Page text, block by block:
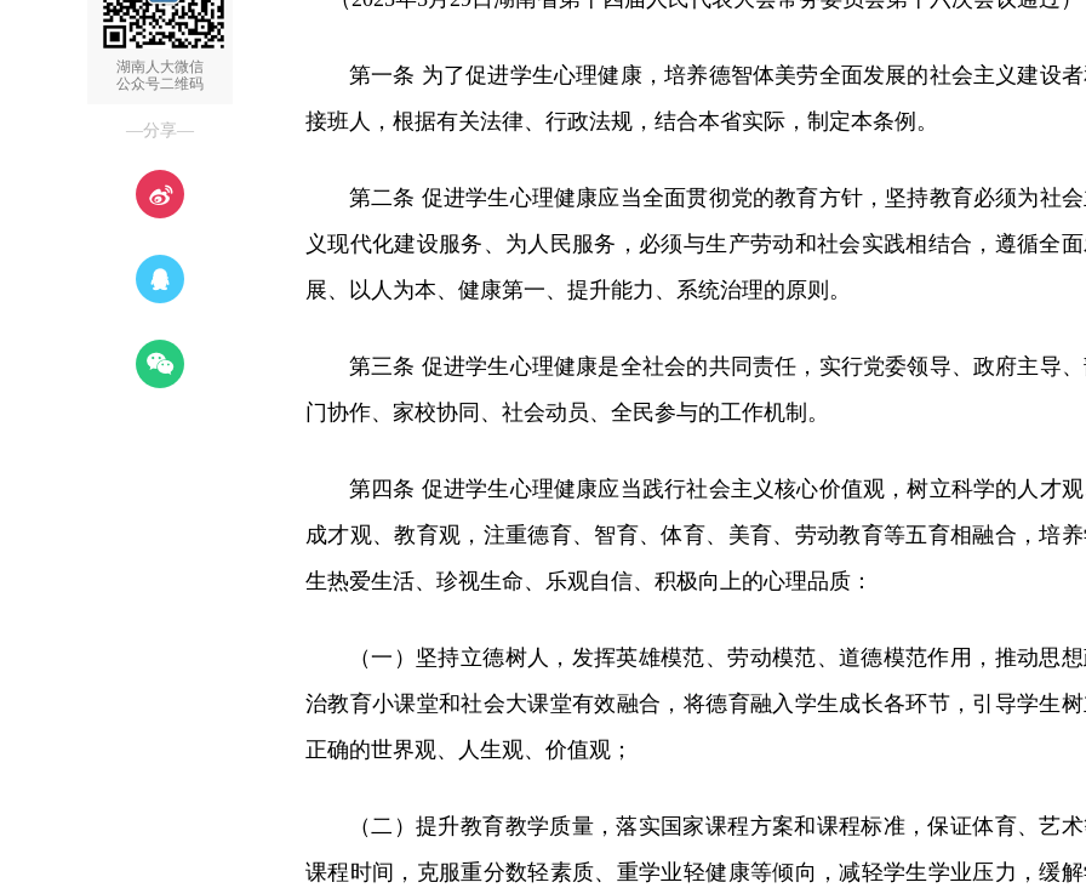
湖南人大微信
公众号二维码
—分享—
第一条 为了促进学生心理健康，培养德智体美劳全面发展的社会主义建设者
接班人，根据有关法律、行政法规，结合本省实际，制定本条例。
第二条 促进学生心理健康应当全面贯彻党的教育方针，坚持教育必须为社
义现代化建设服务、为人民服务，必须与生产劳动和社会实践相结合，遵循全
展、以人为本、健康第一、提升能力、系统治理的原则。
第三条 促进学生心理健康是全社会的共同责任，实行党委领导、政府主导
门协作、家校协同、社会动员、全民参与的工作机制。
第四条 促进学生心理健康应当践行社会主义核心价值观，树立科学的人才观
成才观、教育观，注重德育、智育、体育、美育、劳动教育等五育相融合，培
生热爱生活、珍视生命、乐观自信、积极向上的心理品质：
（一）坚持立德树人，发挥英雄模范、劳动模范、道德模范作用，推动思
治教育小课堂和社会大课堂有效融合，将德育融入学生成长各环节，引导学生
正确的世界观、人生观、价值观；
（二）提升教育教学质量，落实国家课程方案和课程标准，保证体育、艺
课程时间，克服重分数轻素质、重学业轻健康等倾向，减轻学生学业压力，缓